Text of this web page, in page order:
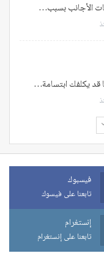
الأجانب بسبب…
فيسبوك
تابعنا على فيسوك
إنستغرام
تابعنا على إنستغرام